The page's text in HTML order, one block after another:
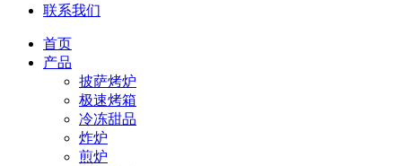
联系我们
首页
产品
披萨烤炉
极速烤箱
冷冻甜品
炸炉
煎炉